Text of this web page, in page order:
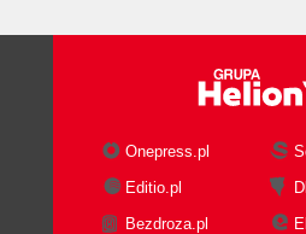
Zawartość sekcji
Sekcja BODY (60)
Edycja kodu HTML (66)
Widok kodu i Code
Widok kodu i projektu
Paleta Reference (73)
Onepress.pl
Editio.pl
Bezdroza.pl